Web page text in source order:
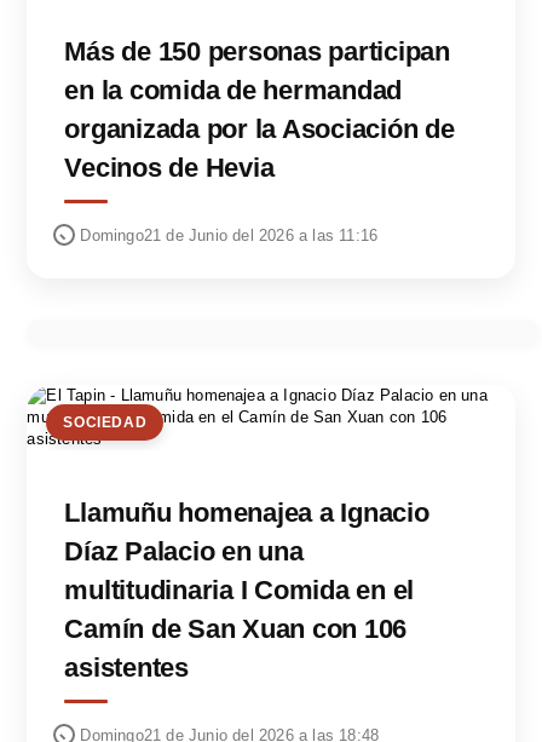
Más de 150 personas participan
en la comida de hermandad
organizada por la Asociación de
Vecinos de Hevia
Domingo21 de Junio del 2026 a las 11:16
SOCIEDAD
Llamuñu homenajea a Ignacio
Díaz Palacio en una
multitudinaria I Comida en el
Camín de San Xuan con 106
asistentes
Domingo21 de Junio del 2026 a las 18:48